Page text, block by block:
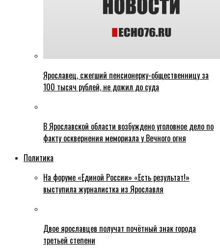
Ярославец, сжегший пенсионерку-общественницу за
100 тысяч рублей, не дожил до суда
В Ярославской области возбуждено уголовное дело по
факту осквернения мемориала у Вечного огня
Политика
На форуме «Единой России» «Есть результат!»
выступила журналистка из Ярославля
Двое ярославцев получат почётный знак города
третьей степени